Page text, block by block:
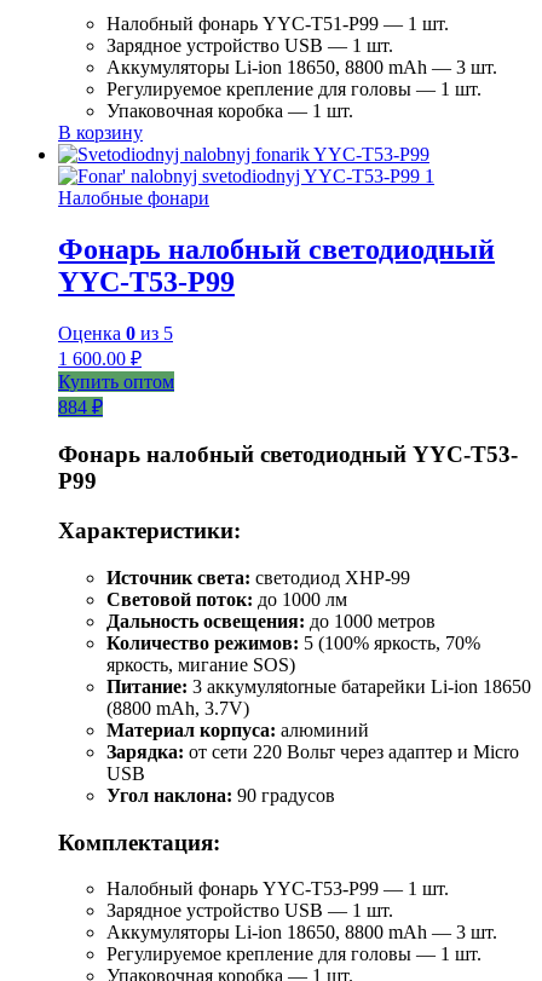
Налобный фонарь YYC-T51-P99 — 1 шт.
Зарядное устройство USB — 1 шт.
Аккумуляторы Li-ion 18650, 8800 mAh — 3 шт.
Регулируемое крепление для головы — 1 шт.
Упаковочная коробка — 1 шт.
В корзину
Налобные фонари
Фонарь налобный светодиодный
YYC-T53-P99
Оценка 0 из 5
1 600.00 ₽
Купить оптом
884 ₽
Фонарь налобный светодиодный YYC-T53-
P99
Характеристики:
Источник света: светодиод XHP-99
Световой поток: до 1000 лм
Дальность освещения: до 1000 метров
Количество режимов: 5 (100% яркость, 70%
яркость, мигание SOS)
Питание: 3 аккумуляtorные батарейки Li-ion 18650
(8800 mAh, 3.7V)
Материал корпуса: алюминий
Зарядка: от сети 220 Вольт через адаптер и Micro
USB
Угол наклона: 90 градусов
Комплектация:
Налобный фонарь YYC-T53-P99 — 1 шт.
Зарядное устройство USB — 1 шт.
Аккумуляторы Li-ion 18650, 8800 mAh — 3 шт.
Регулируемое крепление для головы — 1 шт.
Упаковочная коробка — 1 шт.